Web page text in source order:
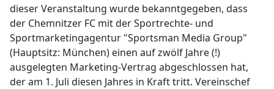
dieser Veranstaltung wurde bekanntgegeben, dass
der Chemnitzer FC mit der Sportrechte- und
Sportmarketingagentur "Sportsman Media Group"
(Hauptsitz: München) einen auf zwölf Jahre (!)
ausgelegten Marketing-Vertrag abgeschlossen hat,
der am 1. Juli diesen Jahres in Kraft tritt. Vereinschef